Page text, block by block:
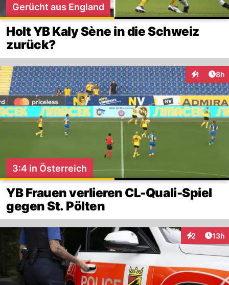
Gerücht aus England
Holt YB Kaly Sène in die Schweiz
zurück?
1 8h
3:4 in Österreich
YB Frauen verlieren CL-Quali-Spiel
gegen St. Pölten
2
Interaktionen
13h